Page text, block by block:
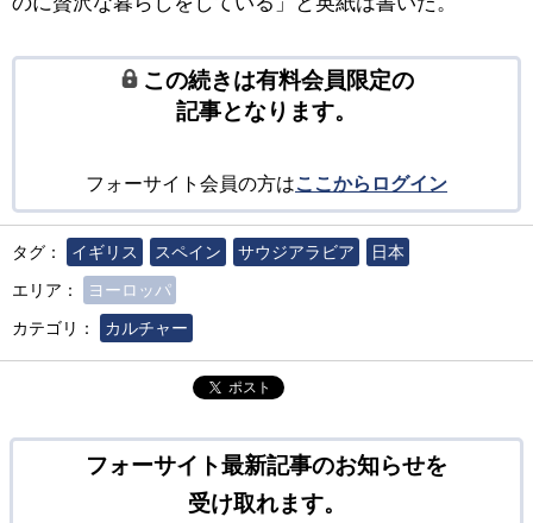
この続きは有料会員限定の
記事となります。
フォーサイト会員の方はここからログイン
タグ： イギリス スペイン サウジアラビア
日本
エリア：
ヨーロッパ
カテゴリ：
カルチャー
ポスト
フォーサイト最新記事のお知らせを
受け取れます。